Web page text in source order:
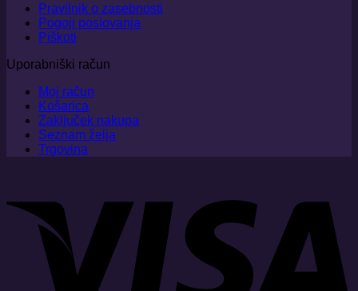
Pravilnik o zasebnosti
Pogoji poslovanja
Piškoti
Uporabniški račun
Moj račun
Košarica
Zaključek nakupa
Seznam želja
Trgovina